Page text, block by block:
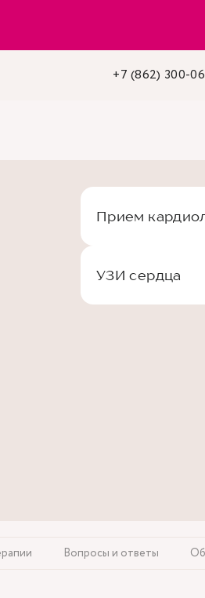
+7 (862) 300-
Прием
УЗИ сердца
Вопросы и ответы